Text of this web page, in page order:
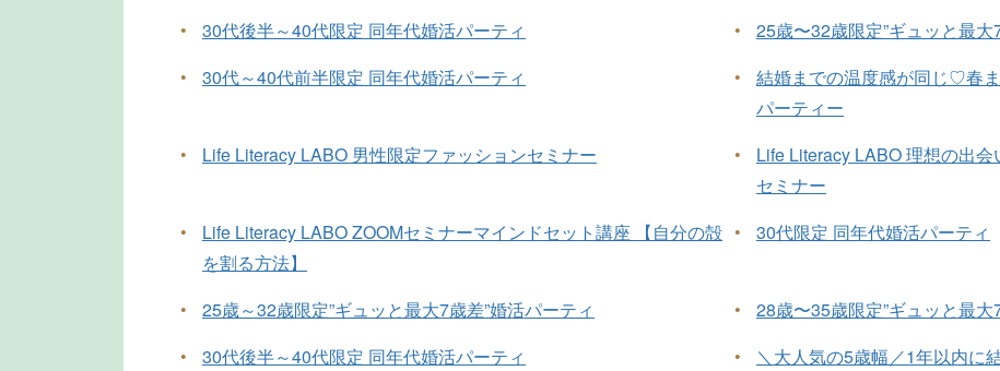
•
30代後半～40代限定 同年代婚活パーティ •
25歳〜32歳限定”ギュッと最大
•
30代～40代前半限定 同年代婚活パーティ •
結婚までの温度感が同じ♡春
パーティー
•
Life Literacy LABO 男性限定ファッションセミナー •
Life Literacy LABO 理想の出
セミナー
•
Life Literacy LABO ZOOMセミナーマインドセット講座 【自分の殻
を割る方法】
• 30代限定 同年代婚活パーティ
• 25歳～32歳限定”ギュッと最大7歳差”婚活パーティ •
28歳〜35歳限定”ギュッと最大
•
30代後半～40代限定 同年代婚活パーティ •
＼大人気の5歳幅／1年以内に